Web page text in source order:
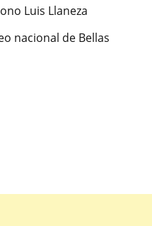
Luis Llaneza
nacional de Bellas